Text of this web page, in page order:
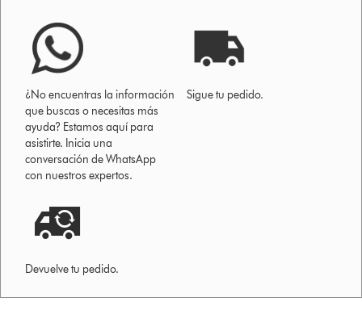
¿No encuentras la información
que buscas o necesitas más
ayuda? Estamos aquí para
asistirte. Inicia una
conversación de WhatsApp
con nuestros expertos.
Sigue tu pedido.
Devuelve tu pedido.